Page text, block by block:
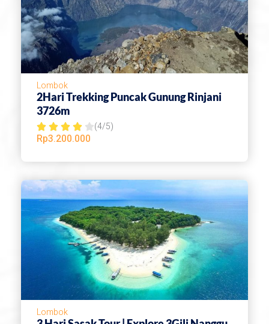
.
5
o
u
t
o
5
Lombok
2Hari Trekking Puncak Gunung Rinjani
3726m
    R
t
e
d
4
o
u
o
f
(4/5)
Rp3.200.000
Lombok